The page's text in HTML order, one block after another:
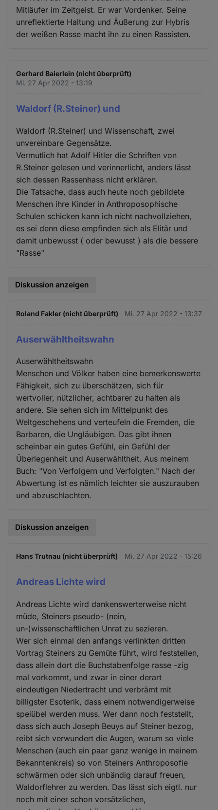
Mitläufer im Zeitgeist. Er war Vordenker. Seine
unreflektierte Haltung und Äußerung zur Hybris
der weißen Rasse macht ihn zu einen Rassisten.
Gerhard Baierlein (nicht überprüft)
Mi. 27 Apr 2022 - 13:19
Waldorf (R.Steiner) und
Waldorf (R.Steiner) und Wissenschaft, zwei
unvereinbare Gegensätze.
Vermutlich hat Adolf Hitler die Schriften von
R.Steiner gelesen und verinnerlicht, anders lässt
sich dessen Rassenhass nicht erklären.
Die Tatsache, dass auch heute noch gebildete
Menschen ihre Kinder in Anthroposophische
Schulen schicken kann ich nicht nachvollziehen,
es sei denn diese empfinden sich als Elitär und
damit unbewusst ( oder bewusst ) als die bessere
"Rasse"
Diskussion anzeigen
Roland Fakler (nicht überprüft) Mi. 27 Apr 2022 - 13:37
Auserwähltheitswahn
Auserwähltheitswahn
Menschen und Völker haben eine bemerkenswerte
Fähigkeit, sich zu überschätzen, sich für
wertvoller, nützlicher, achtbarer zu halten als
andere. Sie sehen sich im Mittelpunkt des
Weltgeschehens und verteufeln die Fremden, die
Barbaren, die Ungläubigen. Das gibt ihnen
scheinbar ein gutes Gefühl, ein Gefühl der
Überlegenheit und Auserwähltheit. Aus meinem
Buch: "Von Verfolgern und Verfolgten." Nach der
Abwertung ist es nämlich leichter sie auszurauben
und abzuschlachten.
Diskussion anzeigen
Hans Trutnau (nicht überprüft) Mi. 27 Apr 2022 - 15:26
Andreas Lichte wird
Andreas Lichte wird dankenswerterweise nicht
müde, Steiners pseudo- (nein,
un-)wissenschaftlichen Unrat zu sezieren.
Wer sich einmal den anfangs verlinkten dritten
Vortrag Steiners zu Gemüte führt, wird feststellen,
dass allein dort die Buchstabenfolge rasse -zig
mal vorkommt, und zwar in einer derart
eindeutigen Niedertracht und verbrämt mit
billigster Esoterik, dass einem notwendigerweise
speiübel werden muss. Wer dann noch feststellt,
dass sich auch Joseph Beuys auf Steiner bezog,
reibt sich verwundert die Augen, warum so viele
Menschen (auch ein paar ganz wenige in meinem
Bekanntenkreis) so von Steiners Anthroposofie
schwärmen oder sich unbändig darauf freuen,
Waldorflehrer zu werden. Das lässt sich eigtl. nur
noch mit einer schon vorsätzlichen,